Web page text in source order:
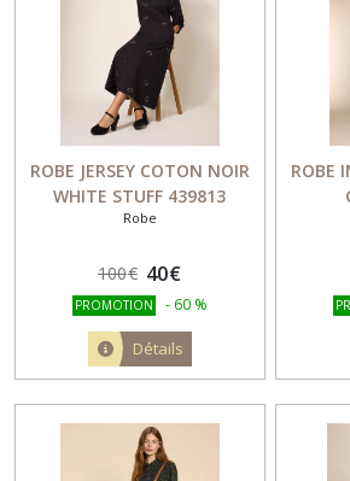
ROBE JERSEY COTON NOIR
WHITE STUFF 439813
Robe
100€ 40€
PROMOTION - 60 %
Détails
ROBE